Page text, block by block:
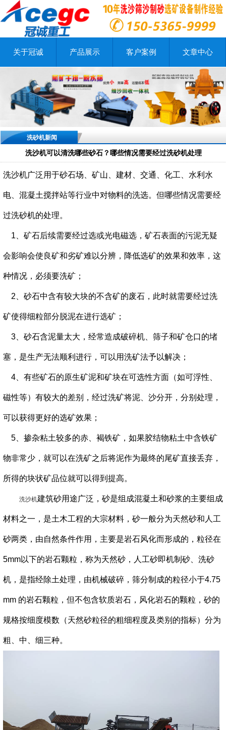
关于冠诚 产品展示 客户案例 文章中心
洗砂机新闻
洗沙机可以清洗哪些砂石？哪些情况需要经过洗砂机处理
洗沙机广泛用于砂石场、矿山、建材、交通、化工、水利水
电、混凝土搅拌站等行业中对物料的洗选。但哪些情况需要经
过洗砂机的处理。
1、矿石后续需要经过选或光电磁选，矿石表面的污泥无疑
会影响会使良矿和劣矿难以分辨，降低选矿的效果和效率，这
种情况，必须要洗矿；
2、砂石中含有较大块的不含矿的废石，此时就需要经过洗
矿使得细粒部分脱泥在进行选矿；
3、砂石含泥量太大，经常造成破碎机、筛子和矿仓口的堵
塞，是生产无法顺利进行，可以用洗矿法予以解决；
4、有些矿石的原生矿泥和矿块在可选性方面（如可浮性、
磁性等）有较大的差别，经过洗矿将泥、沙分开，分别处理，
可以获得更好的选矿效果；
5、掺杂粘土较多的赤、褐铁矿，如果胶结物粘土中含铁矿
物非常少，就可以在洗矿之后将泥作为最终的尾矿直接丢弃，
所得的块状矿品位就可以得到提高。
洗沙机建筑砂用途广泛，砂是组成混凝土和砂浆的主要组成
材料之一，是土木工程的大宗材料，砂一般分为天然砂和人工
砂两类，由自然条件作用，主要是岩石风化而形成的，粒径在
5mm以下的岩石颗粒，称为天然砂，人工砂即机制砂、洗砂
机，是指经除土处理，由机械破碎，筛分制成的粒径小于4.75
mm 的岩石颗粒，但不包含软质岩石，风化岩石的颗粒，砂的
规格按细度模数（天然砂粒径的粗细程度及类别的指标）分为
粗、中、细三种。